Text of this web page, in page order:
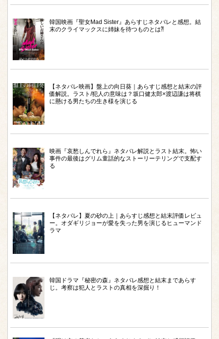
韓国映画『聖女Mad Sister』あらすじネタバレと感想。結
末のクライマックスに姉妹を待つものとは⁈
【ネタバレ映画】盤上の向日葵｜あらすじ感想と結末の評
価解説。ラスト/犯人の意味は？坂口健太郎×渡辺謙は将棋
に懸ける男たちの生き様を演じる
映画『哀愁しんでれら』ネタバレ解説とラスト結末。怖い
事件の最後はグリム童話的なストーリーテリングで支配す
る
【ネタバレ】夏の砂の上｜あらすじ感想と結末評価レビュ
ー。オダギリジョーが愛を失った男を演じるヒューマンド
ラマ
韓国ドラマ『秘密の森』ネタバレ感想と結末まであらす
じ。考察は犯人とラストの真相を深掘り！